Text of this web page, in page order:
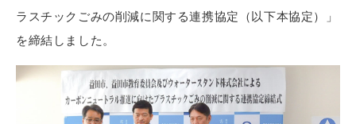
ラスチックごみの削減に関する連携協定（以下本協定）」
を締結しました。